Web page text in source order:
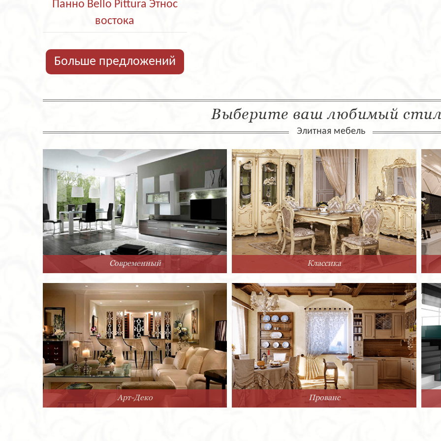
Панно Bello Pittura Этнос
востока
Больше предложений
Выберите ваш любимый
Элитная мебель
Современный Классика
Арт-Деко Прованс